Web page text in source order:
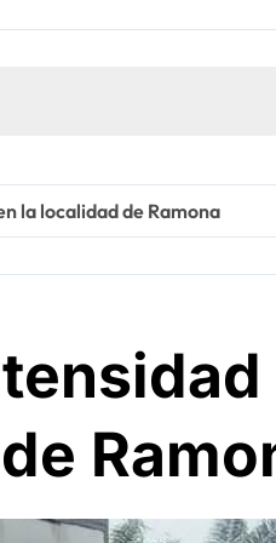
la localidad de Ramona